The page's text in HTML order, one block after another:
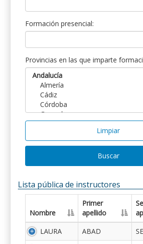
Formación presencial:
Provincias en las que imparte
Limpiar
Buscar
Lista pública de instructores
Nombre
Primer
apellido
LAURA
ABAD